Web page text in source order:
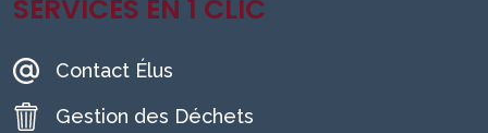
SERVICES EN 1 CLIC
Contact Élus
Gestion des Déchets